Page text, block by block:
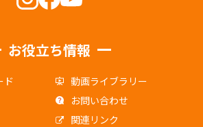
お役立ち情報
ド
動画ライブラリー
お問い合わせ
関連リンク